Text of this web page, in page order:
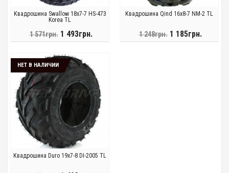
Квадрошина Swallow 18x7-7 HS-473
Korea TL
1 571грн. 1 493грн.
Квадрошина Qind 16x8-7 NM-2 TL
1 248грн. 1 185грн.
НЕТ В НАЛИЧИИ
Квадрошина Duro 19x7-8 DI-2005 TL